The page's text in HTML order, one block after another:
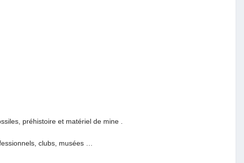
préhistoire et matériel de mine .
clubs, musées …